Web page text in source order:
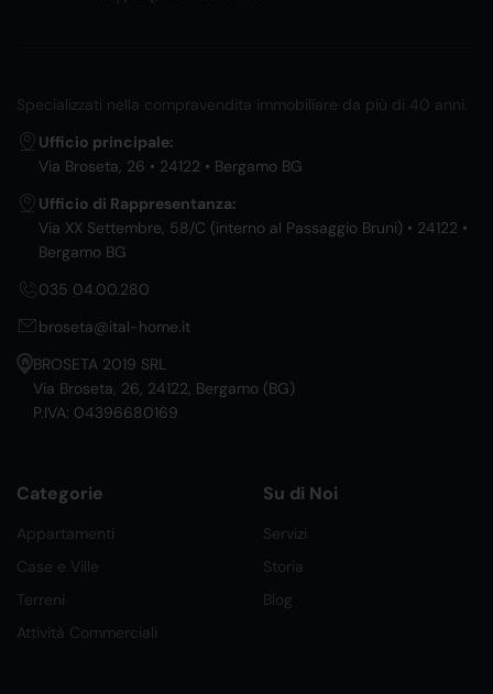
Specializzati nella compravendita immobiliare da più di 40 anni.
Ufficio principale:
Via Broseta, 26 • 24122 • Bergamo BG
Ufficio di Rappresentanza:
Via XX Settembre, 58/C (interno al Passaggio Bruni) • 24122 •
Bergamo BG
035 04.00.280
broseta@ital-home.it
BROSETA 2019 SRL
Via Broseta, 26, 24122, Bergamo (BG)
P.IVA: 04396680169
Categorie
Appartamenti
Case e Ville
Terreni
Attività Commerciali
Su di Noi
Servizi
Storia
Blog